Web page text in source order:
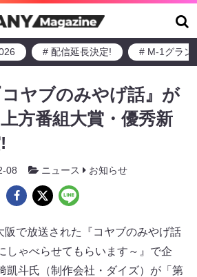
# 配信延長決定! # M-1グラン
ヤブのみやげ話』が
上方番組大賞・優秀新
08 ニュース お知らせ
阪で放送された『コヤブのみやげ話
しゃべらせてもらいます～』で企
凱斗氏（制作会社・ダイズ）が「第